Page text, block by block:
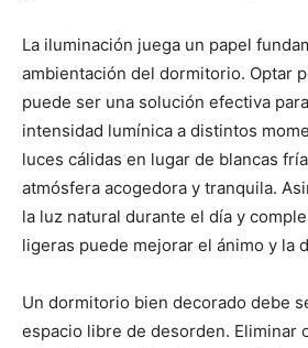
La iluminación juega un papel
ambientación del dormitorio. Optar
puede ser una solución efectiva
intensidad lumínica a distintos
luces cálidas en lugar de blancas
atmósfera acogedora y tranquila.
la luz natural durante el día y
ligeras puede mejorar el ánimo y la
Un dormitorio bien decorado debe
espacio libre de desorden. Eliminar